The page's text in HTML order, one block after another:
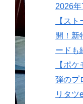
2026年
【ス
開！新
ードも
【ポ
弾のプ
リタツ